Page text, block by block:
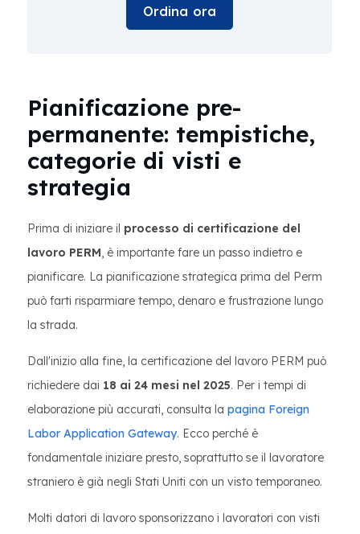
Ordina ora
Pianificazione pre-
permanente: tempistiche,
categorie di visti e
strategia
Prima di iniziare il processo di certificazione del
lavoro PERM, è importante fare un passo indietro e
pianificare. La pianificazione strategica prima del Perm
può farti risparmiare tempo, denaro e frustrazione lungo
la strada.
Dall'inizio alla fine, la certificazione del lavoro PERM può
richiedere dai 18 ai 24 mesi nel 2025. Per i tempi di
elaborazione più accurati, consulta la pagina Foreign
Labor Application Gateway. Ecco perché è
fondamentale iniziare presto, soprattutto se il lavoratore
straniero è già negli Stati Uniti con un visto temporaneo.
Molti datori di lavoro sponsorizzano i lavoratori con visti